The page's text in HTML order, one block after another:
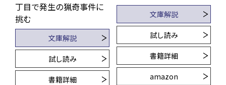
丁目で発生の猟奇事件に
挑む
文庫解説
試し読み
書籍詳細
文庫解説
試し読み
書籍詳細
amazon